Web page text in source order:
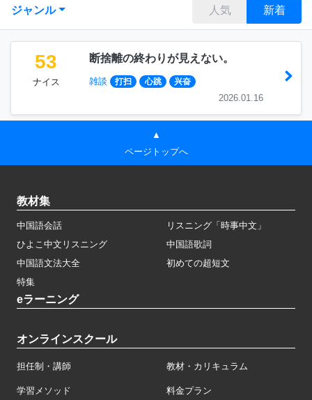
ジャンル 人気 新着
53
ナイス
断捨離の終わりが見えない。
雑談 打扫 心跳 兴奋
2026.01.16
▲
ページトップへ
教材集
中国語会話
リスニング「時事中文」
ひよこ中文リスニング
中国語歌詞
中国語文法大全
初めての超短文
特集
eラーニング
オンラインスクール
担任制・講師 教材・カリキュラム
学習メソッド 料金プラン